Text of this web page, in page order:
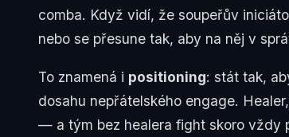
comba. Když vidí, že soupeřův
nebo se přesune tak, aby na něj v
To znamená i positioning: stát tak,
dosahu nepřátelského engage.
— a tým bez healera fight skoro vždy